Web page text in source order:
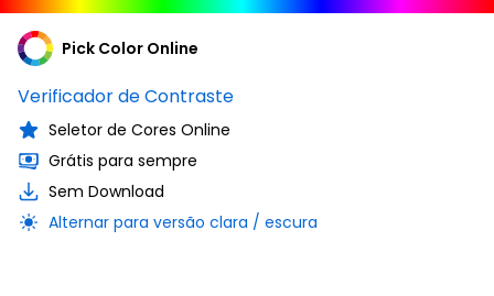
Pick Color Online
Verificador de Contraste
Seletor de Cores Online
Grátis para sempre
Sem Download
Alternar para versão clara / escura